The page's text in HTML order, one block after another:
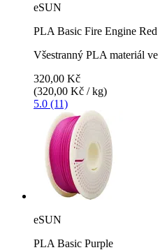
eSUN
PLA Basic Fire Engine Red
Všestranný PLA materiál
320,00 Kč
(320,00 Kč / kg)
5.0 (11)
eSUN
PLA Basic Purple